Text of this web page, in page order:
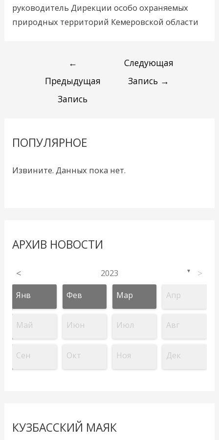
руководитель Дирекции особо охраняемых
природных территорий Кемеровской области
←
Предыдущая
Запись
Следующая
Запись →
ПОПУЛЯРНОЕ
Извините. Данных пока нет.
АРХИВ НОВОСТИ
< 2023 ▼ >
Янв Фев Мар Апр
Май Июн Июл Авг
Сен Окт Ноя Дек
КУЗБАССКИЙ МАЯК